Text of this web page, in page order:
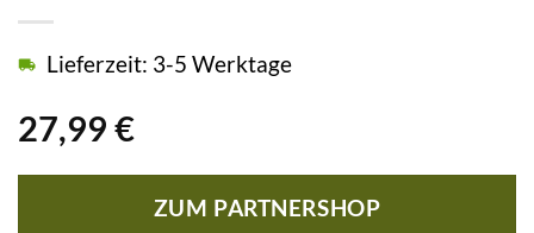
27,99 €
Lieferzeit: 3-5 Werktage
ZUM PARTNERSHOP